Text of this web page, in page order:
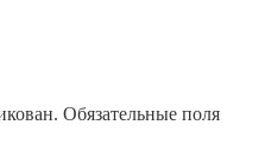
Обязательные поля